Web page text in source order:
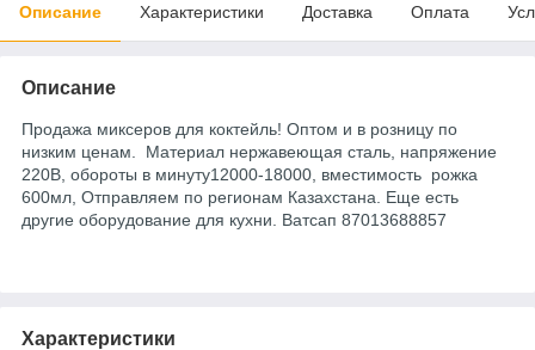
Описание Характеристики Доставка Оплата
Описание
Продажа миксеров для коктейль! Оптом и в розницу по
низким ценам. Материал нержавеющая сталь, напряжение
220В, обороты в минуту12000-18000, вместимость рожка
600мл, Отправляем по регионам Казахстана. Еще есть
другие оборудование для кухни. Ватсап 87013688857
Характеристики